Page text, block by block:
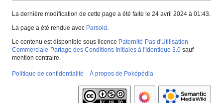
La dernière modification de cette page a été faite le 24 avril 2024 à 01:43.
La page a été rendue avec Parsoid .
Le contenu est disponible sous licence Paternité-Pas d'Utilisation
Commerciale-Partage des Conditions Initiales à l'Identique 3.0 sauf
mention contraire.
Politique de confidentialité À propos de Poképédia